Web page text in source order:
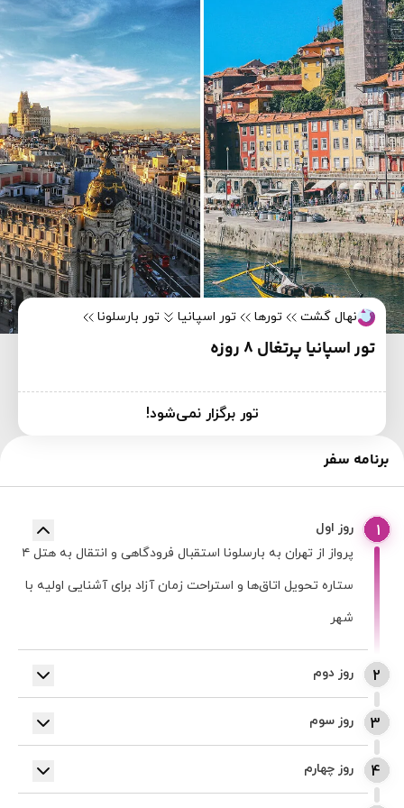
نهال گشت تورها تور اسپانیا تور بارسلونا
تور اسپانیا پرتغال 8 روزه
تور برگزار نمی‌شود!
برنامه سفر
1
روز اول
پرواز از تهران به بارسلونا استقبال فرودگاهی و انتقال به هتل ۴
ستاره تحویل اتاق‌ها و استراحت زمان آزاد برای آشنایی اولیه با
شهر
2
روز دوم
تور کامل بارسلونا بازدید از محله گوتیک (Gothic Quarter)
(Montjuïc) خیابان لا رامبلا و خیابان دیاگونال بازدید پانورامیک
از کلیسای ساگرادا فامیلیا (Sagrada Família)
3
روز سوم
روز آزاد در بارسلونا فرصت شرکت در گشت‌های اختیاری مثل
ورزشگاه نیوکمپ یا موزه پیکاسو خرید، کافه‌گردی و تفریحات
4
روز چهارم
آزاد در بارسلونا زمان آزاد برای خرید و تفریح آماده‌سازی برای